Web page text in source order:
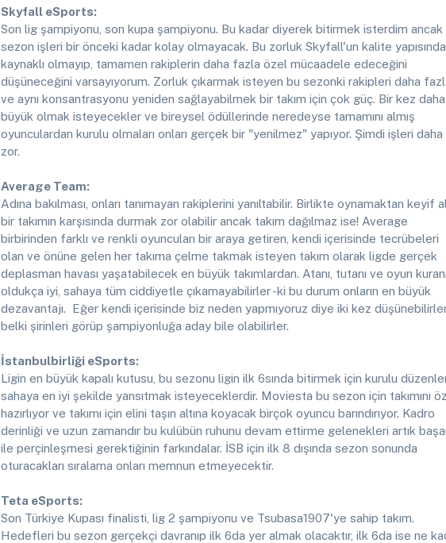
Skyfall eSports:
Son lig şampiyonu, son kupa şampiyonu. Bu kadar diyerek bitirmek isterdim ancak
sezon işleri bir önceki kadar kolay olmayacak. Bu zorluk Skyfall'un kalite
kaynaklı olmayıp, tamamen rakiplerin daha fazla özel mücaadele edeceğini
düşüneceğini varsayıyorum. Zorluk çıkarmak isteyen bu sezonki rakipleri daha
ve aynı konsantrasyonu yeniden sağlayabilmek bir takım için çok güç. Bir kez
büyük olmak isteyecekler ve bireysel ödüllerinde neredeyse tamamını almış
oyunculardan kurulu olmaları onları gerçek bir "yenilmez" yapıyor. Şimdi işleri daha
zor.
Average Team:
Adına bakılması, onları tanımayan rakiplerini yanıltabilir. Birlikte oynamaktan keyif
bir takımın karşısında durmak zor olabilir ancak takım dağılmaz ise! Average
birbirinden farklı ve renkli oyuncuları bir araya getiren, kendi içerisinde tecrübeleri
olan ve önüne gelen her takıma çelme takmak isteyen takım olarak ligde gerçek
deplasman havası yaşatabilecek en büyük takımlardan. Atanı, tutanı ve oyun kuranı
oldukça iyi, sahaya tüm ciddiyetle çıkamayabilirler -ki bu durum onların en büyük
dezavantajı. Eğer kendi içerisinde biz neden yapmıyoruz diye iki kez
belki şirinleri görüp şampiyonluğa aday bile olabilirler.
İstanbulbirliği eSports:
Ligin en büyük kapalı kutusu, bu sezonu ligin ilk 6sında bitirmek için kurulu
sahaya en iyi şekilde yansıtmak isteyeceklerdir. Moviesta bu sezon için takımını
hazırlıyor ve takımı için elini taşın altına koyacak birçok oyuncu barındırıyor. Kadro
derinliği ve uzun zamandır bu kulübün ruhunu devam ettirme gelenekleri artık
ile perçinleşmesi gerektiğinin farkındalar. İSB için ilk 8 dışında sezon sonunda
oturacakları sıralama onları memnun etmeyecektir.
Teta eSports:
Son Türkiye Kupası finalisti, lig 2 şampiyonu ve Tsubasa1907'ye sahip takım.
Hedefleri bu sezon gerçekçi davranıp ilk 6da yer almak olacaktır, ilk 6da ise ne